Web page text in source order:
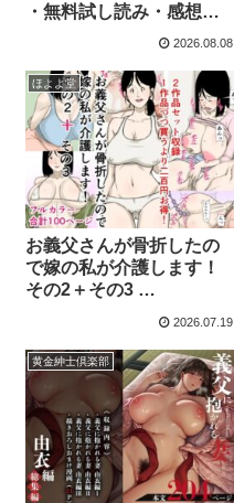
・無料試し読み・感想ま
2026.08.08
ほよよ堂
⁠お義父さんが骨折したの
で嫁の私が介護します！
その2＋その3
・レビュー・購入前チェ
ック
2026.07.19
黄金紳士倶楽部